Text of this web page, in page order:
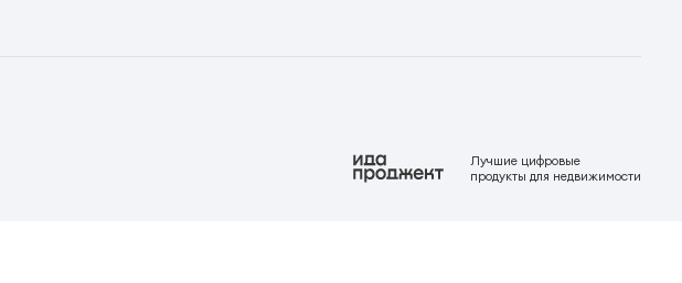
Лучшие цифровые
продукты для недвижимости